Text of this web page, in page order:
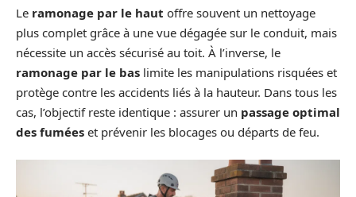
Le ramonage par le haut offre souvent un nettoyage
plus complet grâce à une vue dégagée sur le conduit, mais
nécessite un accès sécurisé au toit. À l’inverse, le
ramonage par le bas limite les manipulations risquées et
protège contre les accidents liés à la hauteur. Dans tous les
cas, l’objectif reste identique : assurer un passage optimal
des fumées et prévenir les blocages ou départs de feu.